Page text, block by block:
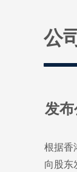
发
公
根据香
向股东